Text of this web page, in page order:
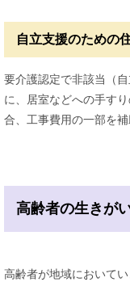
自立支援のための
要介護認定で非該当（
に、居室などへの手す
合、工事費用の一部を
高齢者の生きが
高齢者が地域において